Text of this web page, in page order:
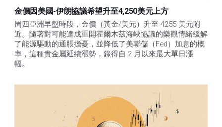
金價因美國-伊朗協議希望升至4,250美元上方
周四亞洲早盤時段，金價（黃金/美元）升至 4255 美元附
近。隨著對可能達成重開霍爾木茲海峽協議的樂觀情緒緩解
了能源驅動的通脹擔憂，並降低了美聯儲（Fed）加息的概
率，這種貴金屬延續漲勢，錄得自 2 月以來最大單日漲
幅。